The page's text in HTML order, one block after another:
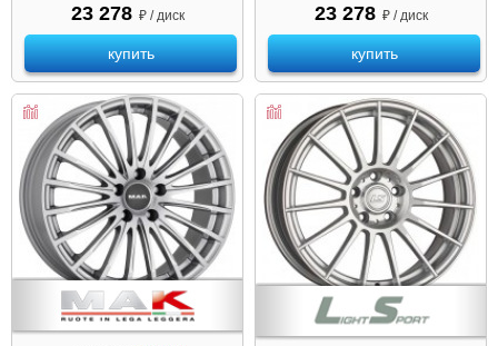
23 278 ₽ / диск
купить
23 278 ₽ / диск
купить